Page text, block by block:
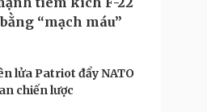
Câu chuyện thời sự
Cửa sổ tình yêu
Kể chuyện cho bé
Hạt giống tâm hồn
“mạch máu”
lửa Patriot đẩy NATO
chiến lược